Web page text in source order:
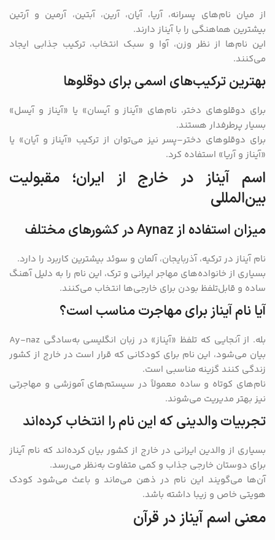
از میان نام‌های پسرانه، آریا، آیان، آرین، آبتین، آرمین و آرتین
بیشترین هماهنگی را با آیناز دارند.
این نام‌ها از نظر وزن، آوا و سبک انتخاب، ترکیب جذابی ایجاد
می‌کنند.
بهترین ترکیب‌های اسمی برای دوقلوها
برای دوقلوهای دختر، نام‌های «آیناز و آیسان» یا «آیناز و آیسل»
بسیار پرطرفدار هستند.
برای دوقلوهای دختر–پسر نیز می‌توان از ترکیب «آیناز و آیان» یا
«آیناز و آریا» استفاده کرد.
اسم آیناز در خارج از ایران؛ مقبولیت
بین‌المللی
میزان استفاده از Aynaz در کشورهای مختلف
نام آیناز در ترکیه، آذربایجان، آلمان و سوئد بیشترین کاربرد را دارد.
بسیاری از خانواده‌های مهاجر ایرانی و ترک، این نام را به دلیل آهنگ
ساده و قابل‌تلفظ بودن برای خارجی‌ها انتخاب می‌کنند.
آیا نام آیناز برای مهاجرت مناسب است؟
بله. از آنجایی که تلفظ «آیناز» در زبان انگلیسی به‌سادگی Ay-naz
بیان می‌شود، این نام برای کودکانی که قرار است در خارج از کشور
زندگی کنند گزینه مناسبی است.
نام‌های کوتاه و ساده معمولاً در سیستم‌های آموزشی و مهاجرتی
نیز بهتر مدیریت می‌شوند.
تجربیات والدینی که این نام را انتخاب کرده‌اند
بسیاری از والدین ایرانی در خارج از کشور بیان کرده‌اند که نام آیناز
برای دوستان خارجی جذاب و کمی متفاوت به‌نظر می‌رسد.
آن‌ها می‌گویند این نام در ذهن می‌ماند و باعث می‌شود کودک
هویتی خاص و زیبا داشته باشد.
معنی اسم آیناز در قرآن